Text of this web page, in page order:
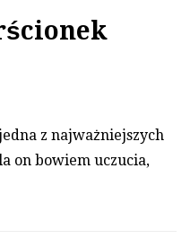
z najważniejszych
on bowiem uczucia,